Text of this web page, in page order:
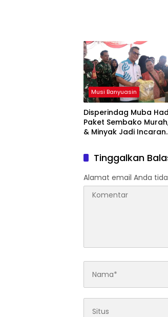
Musi Banyuasin
Disperindag Muba
Paket Sembako
& Minyak Jadi Incaran
Tinggalkan
Alamat email Anda